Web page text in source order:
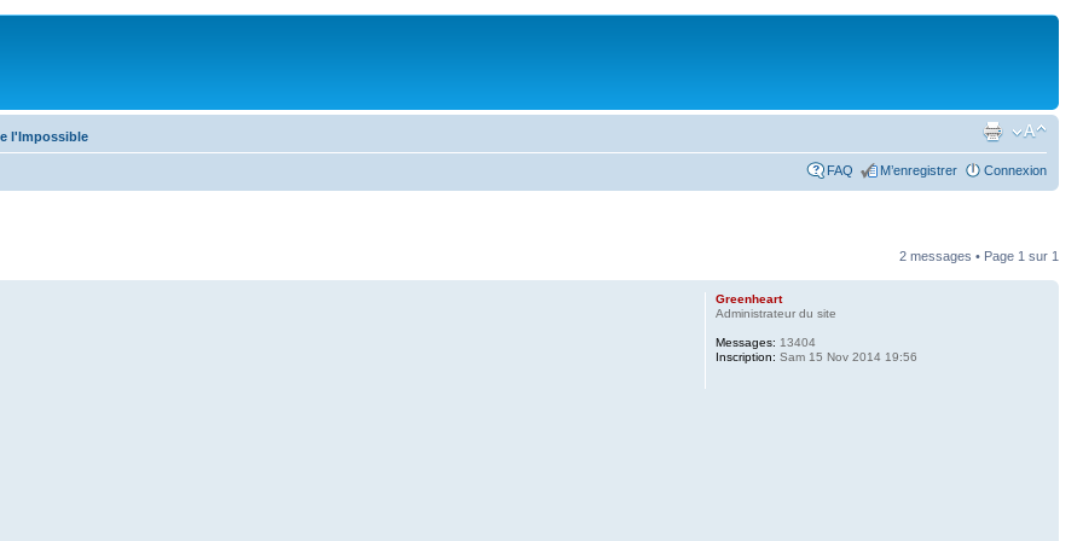
l'Impossible
FAQ M’enregistrer Connexion
2 messages • Page 1 sur 1
Greenheart
Administrateur du site
Messages: 13404
Inscription: Sam 15 Nov 2014 19:56